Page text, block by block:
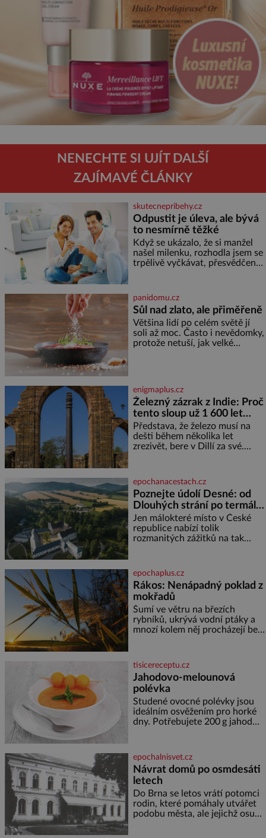
NENECHTE SI UJÍT DALŠÍ
ZAJÍMAVÉ ČLÁNKY
skutecnepribehy.cz
Odpustit je úleva, ale bývá
to nesmírně těžké
Když se ukázalo, že si manžel
našel milenku, rozhodla jsem se
trpělivě vyčkávat, přesvědčena,
nejtěžších věcí na světě. Ale
každý, kdo s tím má nějaké
zkušenosti, se zapřísahá, že
pokud odpustíte, znatelně se
vám uleví. Když se ke mně
doneslo, že si manžel pořídil
panidomu.cz
Sůl nad zlato, ale přiměřeně
Většina lidí po celém světě jí
soli až moc. Často i nevědomky,
protože netuší, jak velké
sladkých. Sůl je zdravá Ale v
ani ne třetinovém množství, než
je pro většinu populace běžné.
Její základní složky– sodík a
chlór – jsou zásadní pro
správné hospodaření
enigmaplus.cz
Železný zázrak z Indie: Proč
tento sloup už 1 600 let
nezná rez?
Představa, že železo musí na
dešti během několika let
zrezivět, bere v Dillí za své.
železný sloup, který už přibližně
1 600 let odolává počasí
epochanacestach.cz
Poznejte údolí Desné: od
Dlouhých strání po termální
prameny
Jen málokteré místo v České
republice nabízí tolik
rozmanitých zážitků na tak
jediného dne můžete
nahlédnout do útrob jedné z
nejvýznamnějších vodních
elektráren v Evropě, vydat se na
horské hřebeny, projet se na
koloběžce a den zakončit
poznáváním památek ve
epochaplus.cz
Rákos: Nenápadný poklad z
mokřadů
Šumí ve větru na březích
rybníků, ukrývá vodní ptáky a
mnozí kolem něj procházejí bez
lodě, zapisovat první texty a
inspiroval řadu pověstí. Tato
skromná, ale užitečná rostlina
provází člověka už tisíce let.
Většina lidí vnímá rákos jen jako
obyčejnou kulisu letního
koupání. Stačí se však podívat
tisicereceptu.cz
Jahodovo-melounová
polévka
Studené ovocné polévky jsou
ideálním osvěžením pro horké
dny. Potřebujete 200 g jahod
cukru krystal 1 lžíci medu 200 g
zakysané sm
epochalnisvet.cz
Návrat domů po osmdesáti
letech
Do Brna se letos vrátí potomci
rodin, které pomáhaly utvářet
podobu města, ale jejichž osudy